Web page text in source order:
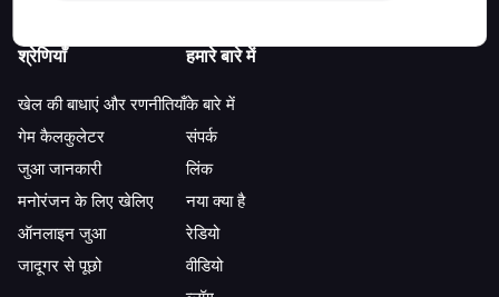
श्रेणियाँ
खेल की बाधाएं और रणनीतियाँ
गेम कैलकुलेटर
जुआ जानकारी
मनोरंजन के लिए खेलिए
ऑनलाइन जुआ
जादूगर से पूछो
हमारे बारे में
के बारे में
संपर्क
लिंक
नया क्या है
रेडियो
वीडियो